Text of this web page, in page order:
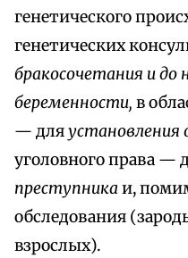
генетического
генетических
бракосочетания и до
беременности, в
— дляустановления
уголовного права —
преступникаи,
обследования
взрослых).